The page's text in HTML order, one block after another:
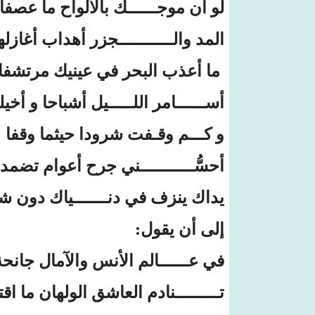
لو أن موجــــــك بالألواح ما عصفا
المد والـــــــــــجزر أهداب
ما أعذب البحر في عينيك مرتشفا
أســــــامر اللـــــيل أشباحا و
و كـــم وقـفت شرودا حيثما وقفا
أحسُّـــــــــــني جرح أعوام
يداك ينزف في دنـــــــياك دون
إلى أن يقول:
في عــــــالم الأنس والآمال
تـــــــــنادم العاشق الولهان ما